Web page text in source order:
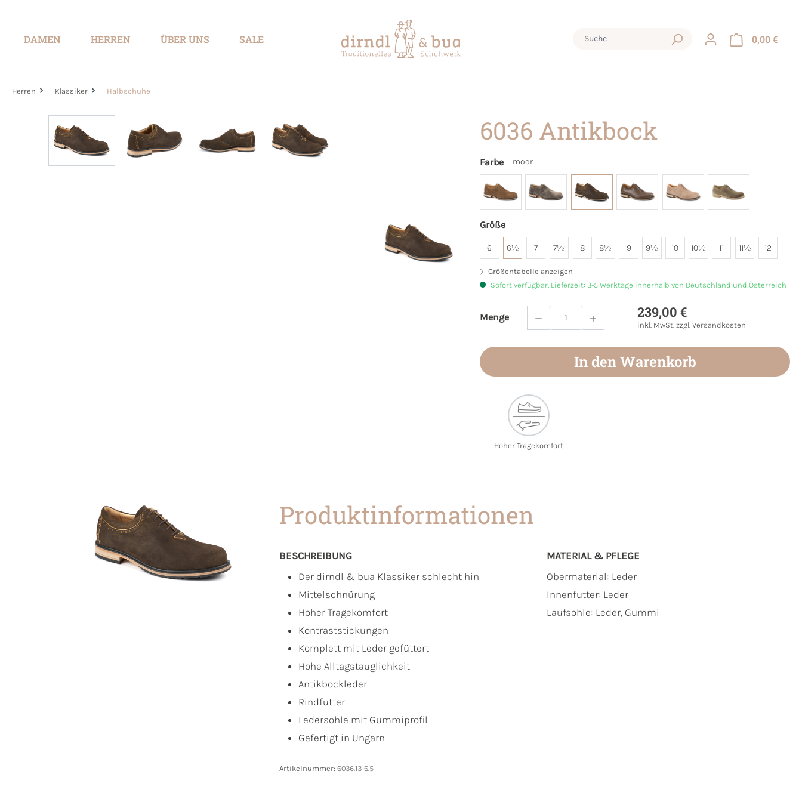
DAMEN HERREN ÜBER UNS SALE 0,00 €
Herren Klassiker Halbschuhe
6036 Antikbock
Farbe moor
Größe
6 6½ 7 7½ 8 8½ 9 9½ 10 10½ 11 11½ 12
Größentabelle anzeigen
Sofort verfügbar, Lieferzeit: 3-5 Werktage innerhalb von Deutschland und Österreich
Menge
Produkt Anzahl: Gib den gewünschten Wert ein
239,00 €
inkl. MwSt. zzgl. Versandkosten
In den Warenkorb
Hoher Tragekomfort
Produktinformationen
BESCHREIBUNG
Der dirndl & bua Klassiker schlecht hin
Mittelschnürung
Hoher Tragekomfort
Kontraststickungen
Komplett mit Leder gefüttert
Hohe Alltagstauglichkeit
Antikbockleder
Rindfutter
Ledersohle mit Gummiprofil
Gefertigt in Ungarn
MATERIAL & PFLEGE
Obermaterial: Leder
Innenfutter: Leder
Laufsohle: Leder, Gummi
Artikelnummer: 6036.13-6.5